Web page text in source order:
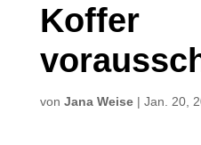
Koffer
von Jana Weise| Jan. 20,